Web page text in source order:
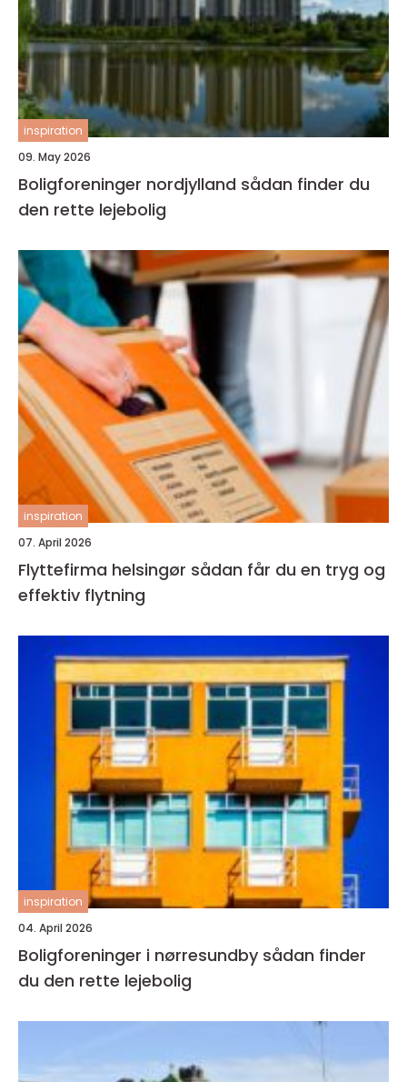
inspiration
09. May 2026
Boligforeninger nordjylland sådan finder du
den rette lejebolig
inspiration
07. April 2026
Flyttefirma helsingør sådan får du en tryg og
effektiv flytning
inspiration
04. April 2026
Boligforeninger i nørresundby sådan finder
du den rette lejebolig